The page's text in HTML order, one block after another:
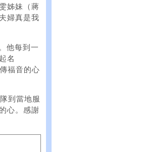
姊妹（蔣
婦真是我
他每到一
名
福音的心
到當地服
心。感謝